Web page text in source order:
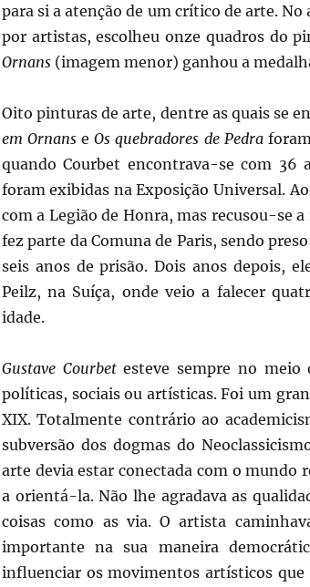
para si a atenção de um crítico de arte.
por artistas, escolheu onze quadros do
Ornans(imagem menor) ganhou a
Oito pinturas de arte, dentre as quais se
em Ornans eOs quebradores de Pedra
quando Courbet encontrava-se com 36
foram exibidas na Exposição Universal.
com a Legião de Honra, mas recusou-se a
fez parte da Comuna de Paris, sendo
seis anos de prisão. Dois anos depois,
Peilz, na Suíça, onde veio a falecer
idade.
Gustave Courbetesteve sempre no meio
políticas, sociais ou artísticas. Foi um
XIX. Totalmente contrário ao
subversão dos dogmas do
arte devia estar conectada com o mundo
a orientá-la. Não lhe agradava as
coisas como as via. O artista
importante na sua maneira
influenciar os movimentos artísticos que